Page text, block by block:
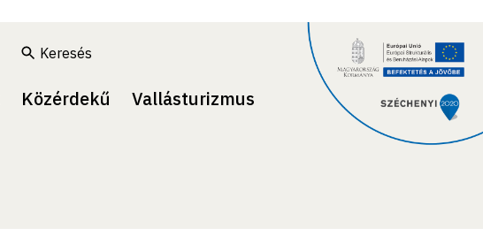
Keresés
Közérdekű Vallásturizmus